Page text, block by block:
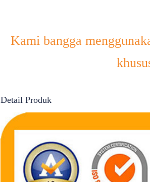
Kami bangga
Detail Produk